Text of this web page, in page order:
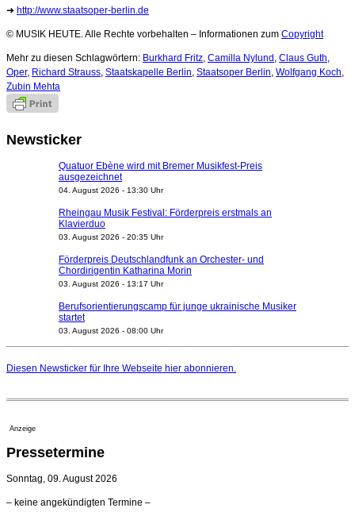
➜ http://www.staatsoper-berlin.de
© MUSIK HEUTE. Alle Rechte vorbehalten – Informationen zum Copyright
Mehr zu diesen Schlagwörtern: Burkhard Fritz, Camilla Nylund , Claus Guth,
Oper, Richard Strauss, Staatskapelle Berlin, Staatsoper Berlin, Wolfgang Koch,
Zubin Mehta
Newsticker
Quatuor Ebène wird mit Bremer Musikfest-Preis
ausgezeichnet
04. August 2026 - 13:30 Uhr
Rheingau Musik Festival: Förderpreis erstmals an
Klavierduo
03. August 2026 - 20:35 Uhr
Förderpreis Deutschlandfunk an Orchester- und
Chordirigentin Katharina Morin
03. August 2026 - 13:17 Uhr
Berufsorientierungscamp für junge ukrainische Musiker
startet
03. August 2026 - 08:00 Uhr
Nationaltheater Mannheim
Regensburger Generalmusikdirektor Stefan Veselka
Kammerorchester Heilbronn: Chefdirigent Risto Joost
verlängert bis 2030
Ensemblemitglieder
Diesen Newsticker für Ihre Webseite hier abonnieren.
Anzeige
Pressetermine
Sonntag, 09. August 2026
– keine angekündigten Termine –